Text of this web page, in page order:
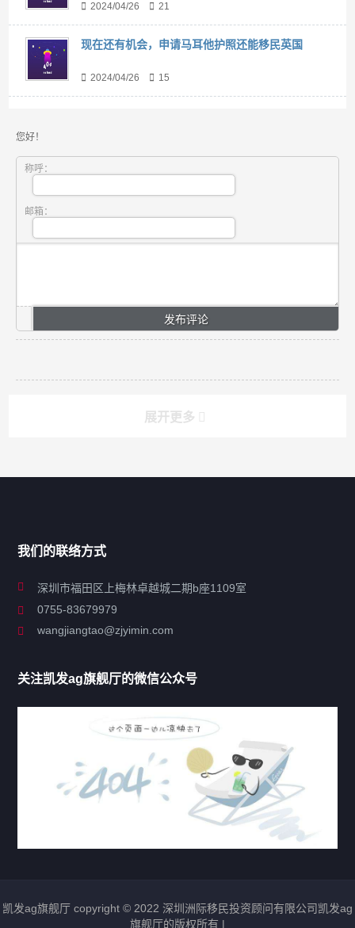
2024/04/26 21
现在还有机会，申请马耳他护照还能移民英国
2024/04/26 15
您好！
称呼：
邮箱：
展开更多
联系凯发ag旗舰厅
行业动态
圣基茨移民 瓦努阿图移民
多米尼克移民
我们的联络方式
深圳市福田区上梅林卓越城二期b座1109室
0755-83679979
wangjiangtao@zjyimin.com
关注凯发ag旗舰厅的微信公众号
凯发ag旗舰厅 copyright © 2022 深圳洲际移民投资顾问有限公司凯发ag
旗舰厅的版权所有 |